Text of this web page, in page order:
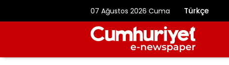
07 Ağustos 2026 Cuma Türkçe